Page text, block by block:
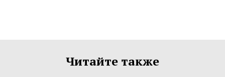
Читайте также